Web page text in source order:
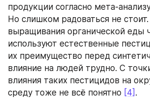
продукции согласно мета-
Но слишком радоваться не
выращивания органической еды
используют естественные
их преимущество перед
влияние на людей трудно. С
влияния таких пестицидов на
среду тоже не всё понятно
[4] .